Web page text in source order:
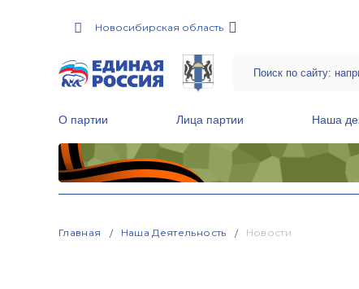
Новосибирская область
О партии Лица партии Наша
Главная Наша Деятельность Новости